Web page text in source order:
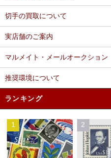
切手の買取について
実店舗のご案内
マルメイト・メールオークション
推奨環境について
ランキング
1 2